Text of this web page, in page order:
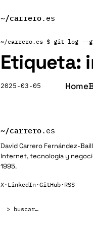
~/carrero.es
~/carrero.es $ git log --
Etiqueta:
2025-03-05
~/carrero.es
David Carrero Fernández-
Internet, tecnología y
1995.
X· LinkedIn·GitHub· RSS